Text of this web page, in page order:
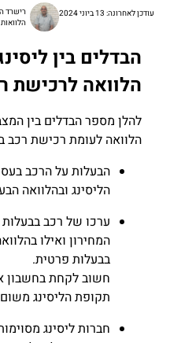
עודכן לאחרונה: 13 ביוני 2024
רישרד
הבדלים בין
הלוואה לרכישת
להלן מספר הבדלים בין
הלוואה לעומת רכישת רכב
הבעלות על הרכב
הליסינג ובהלוואה
המחירון ואילו
בבעלות פרטית.
חשוב לקחת בחשבון
תקופת הליסינג
חברות ליסינג